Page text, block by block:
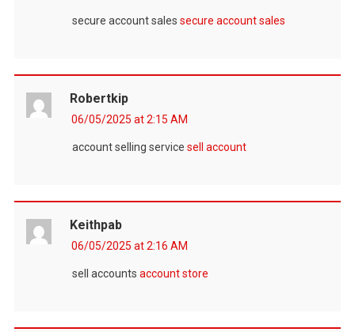
secure account sales secure account sales
Robertkip
06/05/2025 at 2:15 AM
account selling service sell account
Keithpab
06/05/2025 at 2:16 AM
sell accounts account store